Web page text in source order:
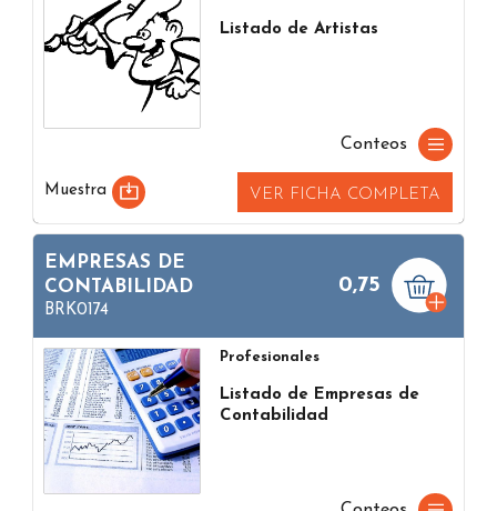
Listado de Artistas
Conteos
Muestra VER FICHA COMPLETA
EMPRESAS DE
CONTABILIDAD
BRK0174
0,75
Profesionales
Listado de Empresas de
Contabilidad